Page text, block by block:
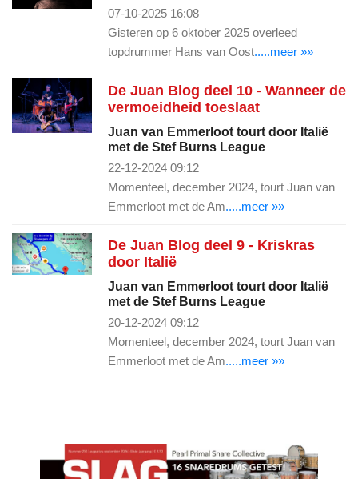
07-10-2025 16:08
Gisteren op 6 oktober 2025 overleed
topdrummer Hans van Oost.....meer »»
De Juan Blog deel 10 - Wanneer de
vermoeidheid toeslaat
Juan van Emmerloot tourt door Italië
met de Stef Burns League
22-12-2024 09:12
Momenteel, december 2024, tourt Juan van
Emmerloot met de Am.....meer »»
De Juan Blog deel 9 - Kriskras
door Italië
Juan van Emmerloot tourt door Italië
met de Stef Burns League
20-12-2024 09:12
Momenteel, december 2024, tourt Juan van
Emmerloot met de Am.....meer »»